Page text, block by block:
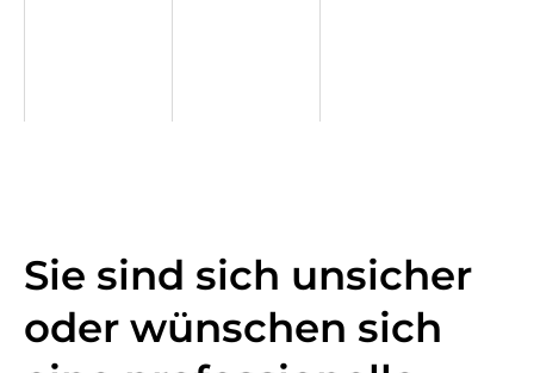
Sie sind sich unsicher
oder wünschen sich